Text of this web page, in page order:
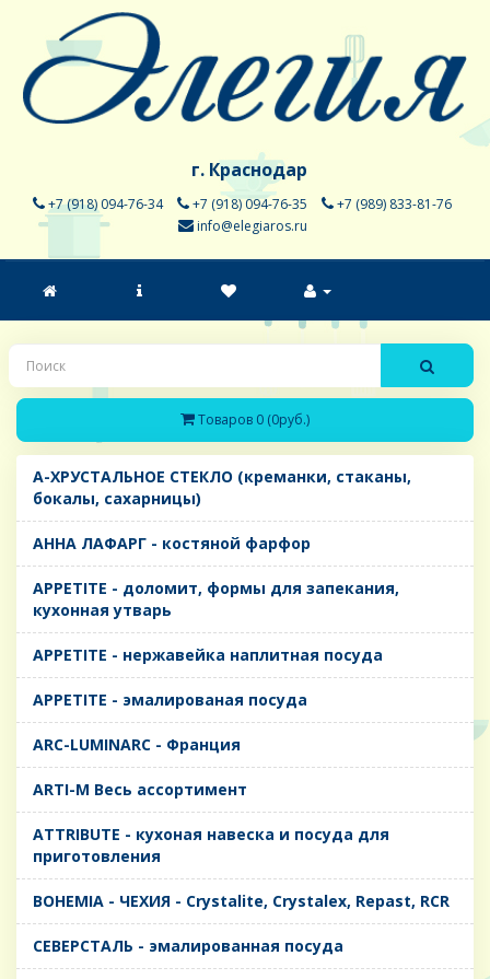
г. Краснодар
+7 (918) 094-76-34 +7 (918) 094-76-35
+7 (989) 833-81-76
info@elegiaros.ru
Товаров 0 (0руб.)
A-ХРУСТАЛЬНОЕ СТЕКЛО (креманки, стаканы,
бокалы, сахарницы)
AHHA ЛАФАРГ - костяной фарфор
APPETITE - доломит, формы для запекания,
кухонная утварь
APPETITE - нержавейка наплитная посуда
APPETITE - эмалированая посуда
ARC-LUMINARC - Франция
ARTI-M Весь ассортимент
ATTRIBUTE - кухоная навеска и посуда для
приготовления
BOHEMIA - ЧЕХИЯ - Crystalite, Crystalex, Repast, RCR
CЕВЕРСТАЛЬ - эмалированная посуда